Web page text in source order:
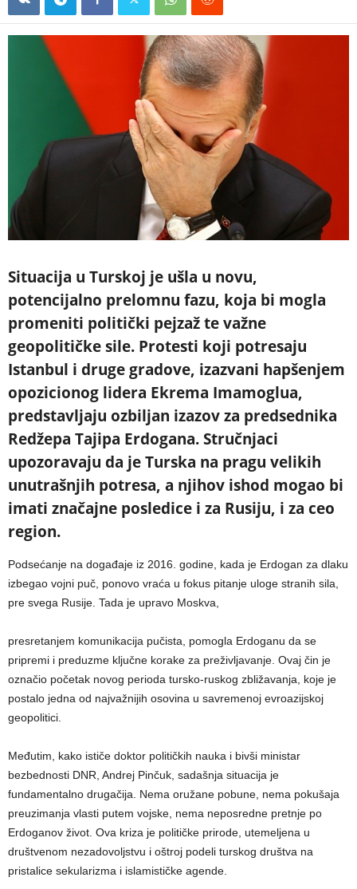
Situacija u Turskoj je ušla u novu,
potencijalno prelomnu fazu, koja bi mogla
promeniti politički pejzaž te važne
geopolitičke sile. Protesti koji potresaju
Istanbul i druge gradove, izazvani hapšenjem
opozicionog lidera Ekrema Imamoglua,
predstavljaju ozbiljan izazov za predsednika
Redžepa Tajipa Erdogana. Stručnjaci
upozoravaju da je Turska na pragu velikih
unutrašnjih potresa, a njihov ishod mogao bi
imati značajne posledice i za Rusiju, i za ceo
region.
Podsećanje na događaje iz 2016. godine, kada je Erdogan za dlaku
izbegao vojni puč, ponovo vraća u fokus pitanje uloge stranih sila,
pre svega Rusije. Tada je upravo Moskva,
presretanjem komunikacija pučista, pomogla Erdoganu da se
pripremi i preduzme ključne korake za preživljavanje. Ovaj čin je
označio početak novog perioda tursko-ruskog zbližavanja, koje je
postalo jedna od najvažnijih osovina u savremenoj evroazijskoj
geopolitici.
Međutim, kako ističe doktor političkih nauka i bivši ministar
bezbednosti DNR, Andrej Pinčuk, sadašnja situacija je
fundamentalno drugačija. Nema oružane pobune, nema pokušaja
preuzimanja vlasti putem vojske, nema neposredne pretnje po
Erdoganov život. Ova kriza je političke prirode, utemeljena u
društvenom nezadovoljstvu i oštroj podeli turskog društva na
pristalice sekularizma i islamističke agende.